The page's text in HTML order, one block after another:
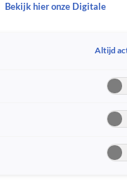
Bekijk hier onze Digitale
Altijd